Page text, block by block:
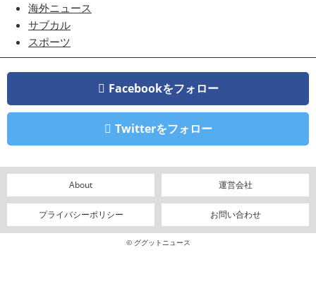
海外ニュース
サブカル
スポーツ
Facebookをフォロー
Twitterをフォロー
About 運営会社
プライバシーポリシー お問い合わせ
© ググットニュース